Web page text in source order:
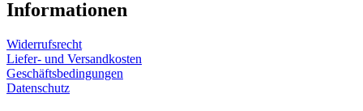
Informationen
Widerrufsrecht
Liefer- und Versandkosten
Geschäftsbedingungen
Datenschutz